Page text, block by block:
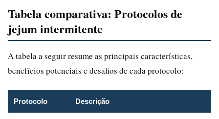
Tabela comparativa: Protocolos de
jejum intermitente
A tabela a seguir resume as principais características,
benefícios potenciais e desafios de cada protocolo:
Protocolo Descrição